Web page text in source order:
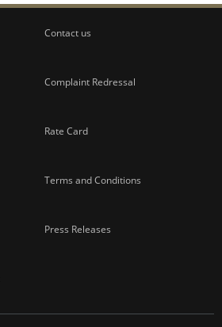
Contact us
Complaint Redressal
Rate Card
Terms and Conditions
Press Releases